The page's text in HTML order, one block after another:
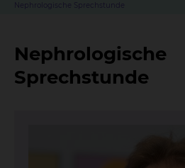
Nephrologische Sprechstunde
Nephrologische
Sprechstunde